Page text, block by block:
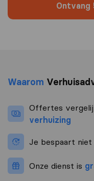
Waarom
Offertes
verhuizing
Je bespaart niet
Onze dienst is